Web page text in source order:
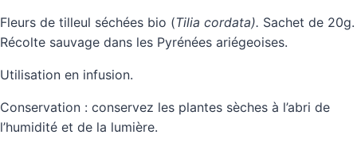
n
e
5
0
u
r
i
t
e
n
Fleurs de tilleul séchées bio (Tilia cordata). Sachet de 20g.
Récolte sauvage dans les Pyrénées ariégeoises.
Utilisation en infusion.
Conservation : conservez les plantes sèches à l’abri de
l’humidité et de la lumière.